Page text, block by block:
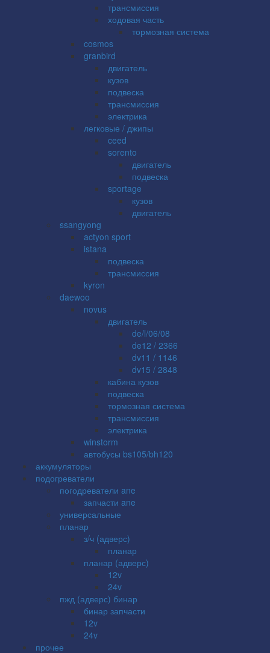
трансмиссия
ходовая часть
тормозная система
cosmos
granbird
двигатель
кузов
подвеска
трансмиссия
электрика
легковые / джипы
ceed
sorento
двигатель
подвеска
sportage
кузов
двигатель
ssangyong
actyon sport
istana
подвеска
трансмиссия
kyron
daewoo
novus
двигатель
de/l/06/08
de12 / 2366
dv11 / 1146
dv15 / 2848
кабина кузов
подвеска
тормозная система
трансмиссия
электрика
winstorm
автобусы bs105/bh120
аккумуляторы
подогреватели
погодреватели ane
запчасти ane
универсальные
планар
з/ч (адверс)
планар
планар (адверс)
12v
24v
пжд (адверс) бинар
бинар запчасти
12v
24v
прочее